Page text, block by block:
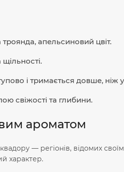
апельсиновий цвіт.
і тримається довше, ніж
свіжості та глибини.
ароматом
— регіонів, відомих
характер.